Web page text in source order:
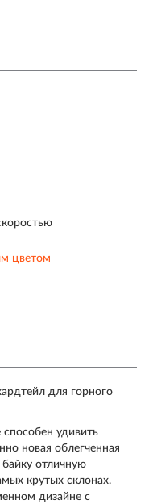
цветом
для горного
удивить
новая облегченная
отличную
крутых склонах.
дизайне с